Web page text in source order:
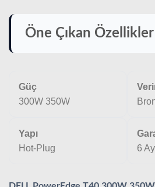
Öne Çıkan Özellikler
Güç
300W 350W
Yapı
Hot-Plug
6 Ay